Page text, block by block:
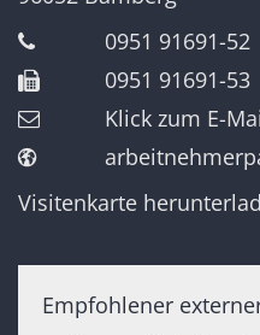
0951 91691-52
0951 91691-53
Klick zum E-
Visitenkarte
Empfohlener